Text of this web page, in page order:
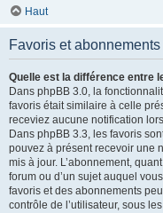
Haut
Favoris et abonnements
Quelle est la différence entre
Dans phpBB 3.0, la
favoris était similaire à celle
receviez aucune notification
Dans phpBB 3.3, les favoris
pouvez à présent recevoir une
mis à jour. L’abonnement,
forum ou d’un sujet auquel
favoris et des abonnements
contrôle de l’utilisateur, sous